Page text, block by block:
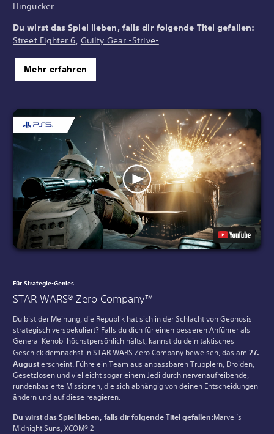
Hingucker.
Du wirst das Spiel lieben, falls dir folgende Titel gefallen:
Street Fighter 6, Guilty Gear -Strive-
Mehr erfahren
Für Strategie-Genies
STAR WARS® Zero Company™
Du bist der Meinung, die Republik hat sich in der Schlacht von Geonosis
strategisch verspekuliert? Falls du dich für einen besseren Anführer als
General Kenobi höchstpersönlich hältst, kannst du dein taktisches
Geschick demnächst in STAR WARS Zero Company beweisen, das am 27.
Augusterscheint. Führe ein Team aus anpassbaren Trupplern, Droiden,
Gesetzlosen und vielleicht sogar einem Jedi durch nervenaufreibende,
rundenbasierte Missionen, die sich abhängig von deinen Entscheidungen
ändern und auf diese reagieren.
Du wirst das Spiel lieben, falls dir folgende Titel gefallen:Marvel’s
Midnight Suns,XCOM® 2